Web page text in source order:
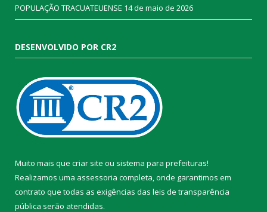
POPULAÇÃO TRACUATEUENSE 14 de maio de 2026
DESENVOLVIDO POR CR2
Muito mais que criar site ou sistema para prefeituras!
Realizamos uma assessoria completa, onde garantimos em
contrato que todas as exigências das leis de transparência
pública serão atendidas.